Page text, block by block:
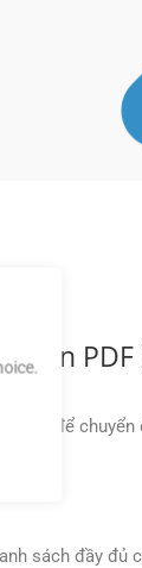
nén
trang để
sách đầy đủ